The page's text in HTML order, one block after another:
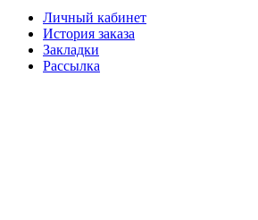
Личный кабинет
История заказа
Закладки
Рассылка